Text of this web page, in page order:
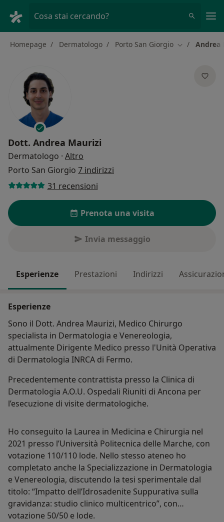
Cosa stai cercando?
Homepage Dermatologo Porto San Giorgio Cambia città
Andrea
Dott. Andrea Maurizi
Dermatologo · Altro
Porto San Giorgio 7 indirizzi
31 recensioni
Prenota una visita
Invia messaggio
Esperienze Prestazioni Indirizzi
Esperienze
Sono il Dott. Andrea Maurizi, Medico Chirurgo
specialista in Dermatologia e Venereologia,
attualmente Dirigente Medico presso l'Unità Operativa
di Dermatologia INRCA di Fermo.
Precedentemente contrattista presso la Clinica di
Dermatologia A.O.U. Ospedali Riuniti di Ancona per
l’esecuzione di visite dermatologiche.
Ho conseguito la Laurea in Medicina e Chirurgia nel
2021 presso l’Università Politecnica delle Marche, con
votazione 110/110 lode. Nello stesso ateneo ho
completato anche la Specializzazione in Dermatologia
e Venereologia, discutendo la tesi sperimentale dal
titolo: “Impatto dell’Idrosadenite Suppurativa sulla
gravidanza: studio clinico multicentrico”, con
votazione 50/50 e lode.